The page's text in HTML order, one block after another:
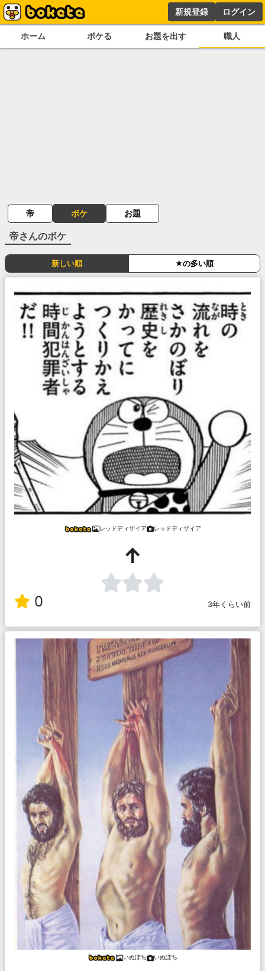
新規登録 ログイン
ホーム ボケる お題を出す 職人
帝 ボケ お題
帝さんのボケ
新しい順 ★の多い順
レッドディザイア レッドディザイア
↑
0 3年くらい前
いぬぽち いぬぽち